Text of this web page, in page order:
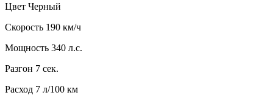
Цвет Черный
Скорость 190 км/ч
Мощность 340 л.с.
Разгон 7 сек.
Расход 7 л/100 км